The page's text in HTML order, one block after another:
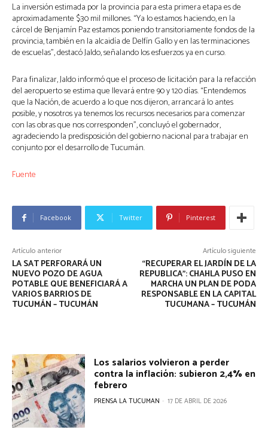
La inversión estimada por la provincia para esta primera etapa es de
aproximadamente $30 mil millones. “Ya lo estamos haciendo, en la
cárcel de Benjamín Paz estamos poniendo transitoriamente fondos de la
provincia, también en la alcaidía de Delfín Gallo y en las terminaciones
de escuelas”, destacó Jaldo, señalando los esfuerzos ya en curso.
Para finalizar, Jaldo informó que el proceso de licitación para la refacción
del aeropuerto se estima que llevará entre 90 y 120 días. “Entendemos
que la Nación, de acuerdo a lo que nos dijeron, arrancará lo antes
posible, y nosotros ya tenemos los recursos necesarios para comenzar
con las obras que nos corresponden”, concluyó el gobernador,
agradeciendo la predisposición del gobierno nacional para trabajar en
conjunto por el desarrollo de Tucumán.
Fuente
Facebook Twitter Pinterest
Artículo anterior
LA SAT PERFORARÁ UN
NUEVO POZO DE AGUA
POTABLE QUE BENEFICIARÁ A
VARIOS BARRIOS DE
TUCUMÁN – TUCUMÁN
Artículo siguiente
“RECUPERAR EL JARDÍN DE LA
REPUBLICA”: CHAHLA PUSO EN
MARCHA UN PLAN DE PODA
RESPONSABLE EN LA CAPITAL
TUCUMANA – TUCUMÁN
Los salarios volvieron a perder
contra la inflación: subieron 2,4% en
febrero
PRENSA LA TUCUMAN - 17 DE ABRIL DE 2026